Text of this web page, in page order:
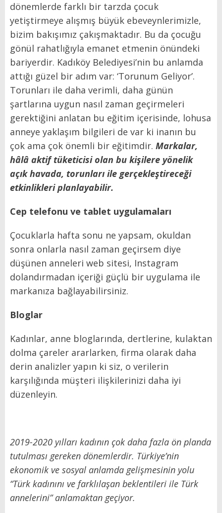
dönemlerde farklı bir tarzda çocuk
yetiştirmeye alışmış büyük ebeveynlerimizle,
bizim bakışımız çakışmaktadır. Bu da çocuğu
gönül rahatlığıyla emanet etmenin önündeki
bariyerdir. Kadıköy Belediyesi’nin bu anlamda
attığı güzel bir adım var: ‘Torunum Geliyor’.
Torunları ile daha verimli, daha günün
şartlarına uygun nasıl zaman geçirmeleri
gerektiğini anlatan bu eğitim içerisinde, lohusa
anneye yaklaşım bilgileri de var ki inanın bu
çok ama çok önemli bir eğitimdir. Markalar,
hâlâ aktif tüketicisi olan bu kişilere yönelik
açık havada, torunları ile gerçekleştireceği
etkinlikleri planlayabilir.
Cep telefonu ve tablet uygulamaları
Çocuklarla hafta sonu ne yapsam, okuldan
sonra onlarla nasıl zaman geçirsem diye
düşünen anneleri web sitesi, Instagram
dolandırmadan içeriği güçlü bir uygulama ile
markanıza bağlayabilirsiniz.
Bloglar
Kadınlar, anne bloglarında, dertlerine, kulaktan
dolma çareler ararlarken, firma olarak daha
derin analizler yapın ki siz, o verilerin
karşılığında müşteri ilişkilerinizi daha iyi
düzenleyin.
2019-2020 yılları kadının çok daha fazla ön planda
tutulması gereken dönemlerdir. Türkiye’nin
ekonomik ve sosyal anlamda gelişmesinin yolu
“Türk kadınını ve farklılaşan beklentileri ile Türk
annelerini” anlamaktan geçiyor.